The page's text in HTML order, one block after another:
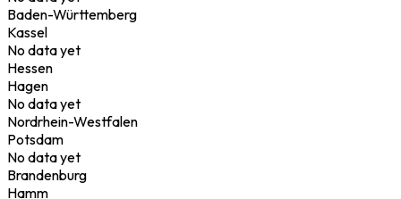
Baden-Württemberg
Kassel
No data yet
Hessen
Hagen
No data yet
Nordrhein-Westfalen
Potsdam
No data yet
Brandenburg
Hamm